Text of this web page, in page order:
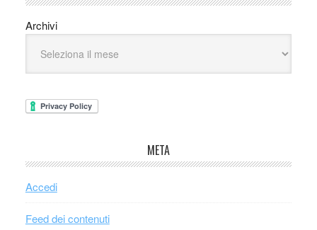
Archivi
META
Accedi
Feed dei contenuti